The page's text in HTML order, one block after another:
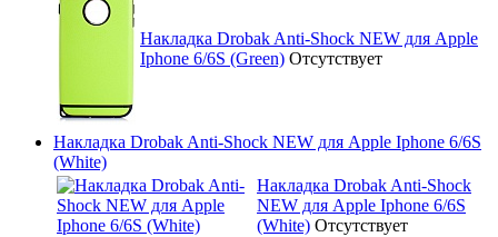
Накладка Drobak Anti-Shock NEW для Apple
Iphone 6/6S (Green) Отсутствует
Накладка Drobak Anti-Shock NEW для Apple Iphone 6/6S
(White)
Накладка Drobak Anti-Shock
NEW для Apple Iphone 6/6S
(White) Отсутствует